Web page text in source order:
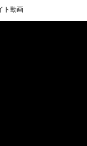
ト動画